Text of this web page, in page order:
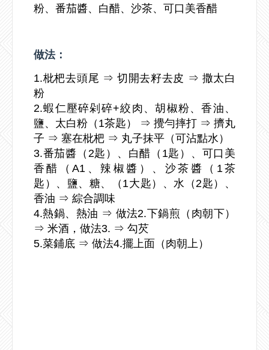
粉、番茄醬、白醋、沙茶、可口美香醋
做法：
1.枇杷去頭尾 ⇒ 切開去籽去皮 ⇒ 撒太白
粉
2.蝦仁壓碎剁碎+絞肉、胡椒粉、香油、
鹽、太白粉（1茶匙） ⇒ 攪勻摔打 ⇒ 擠丸
子 ⇒ 塞在枇杷 ⇒ 丸子抹平（可沾點水）
3.番茄醬（2匙）、白醋（1匙）、可口美
香醋（A1、辣椒醬）、沙茶醬（1茶
匙）、鹽、糖、（1大匙）、水（2匙）、
香油 ⇒ 綜合調味
4.熱鍋、熱油 ⇒ 做法2.下鍋煎（肉朝下）
⇒ 米酒，做法3. ⇒ 勾芡
5.菜鋪底 ⇒ 做法4.擺上面（肉朝上）